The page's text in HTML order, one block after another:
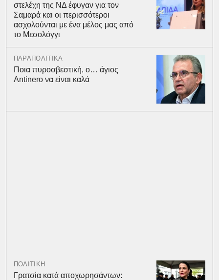
στελέχη της ΝΔ έφυγαν για τον
Σαμαρά και οι περισσότεροι
ασχολούνται με ένα μέλος μας από
το Μεσολόγγι
ΠΑΡΑΠΟΛΙΤΙΚΑ
Ποια πυροσβεστική, ο… άγιος
Antinero να είναι καλά
ΠΟΛΙΤΙΚΗ
Γρατσία κατά αποχωρησάντων: